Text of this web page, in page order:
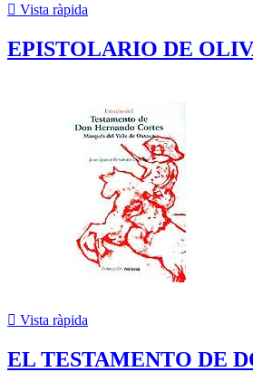
 Vista ràpida
EPISTOLARIO DE
 Vista ràpida
EL TESTAMENTO DE